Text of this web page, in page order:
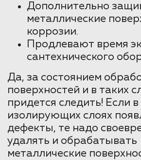
Дополнительно
металлические
коррозии.
Продлевают время
сантехнического
Да, за состоянием
поверхностей и в таких
придется следить! Если в
изолирующих слоях
дефекты, те надо
удалять и обрабатывать
металлические